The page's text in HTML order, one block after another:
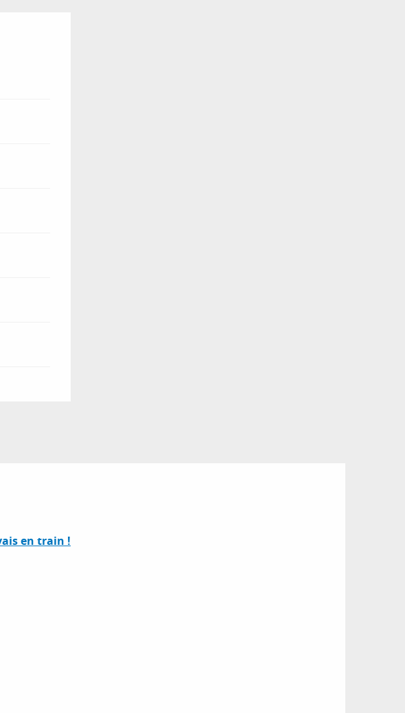
en train !